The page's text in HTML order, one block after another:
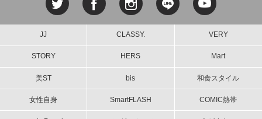
JJ CLASSY. VERY
STORY HERS Mart
美ST bis 和食スタイル
女性自身 SmartFLASH COMIC熱帯